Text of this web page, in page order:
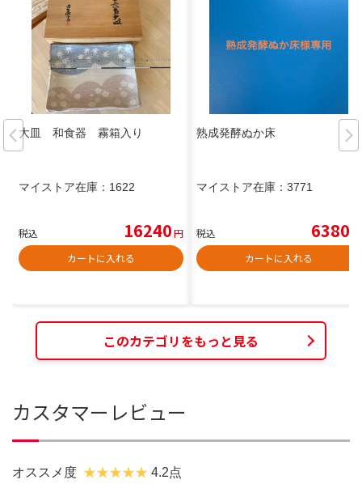
大皿 和食器 霧箱入り
マイストア在庫： 1622
税込 16240円
カートに入れる
熟成発酵ぬか床
マイストア在庫： 3771
税込 6380
カートに入れる
このカテゴリをもっと見る
カスタマーレビュー
オススメ度 4.2点